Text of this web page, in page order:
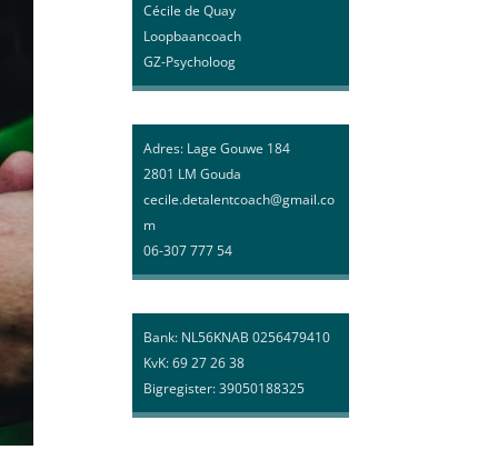
Cécile de Quay
Loopbaancoach
GZ-Psycholoog
Adres: Lage Gouwe 184
2801 LM Gouda
cecile.detalentcoach@gmail.co
m
06-307 777 54
Bank: NL56KNAB 0256479410
KvK: 69 27 26 38
Bigregister: 39050188325